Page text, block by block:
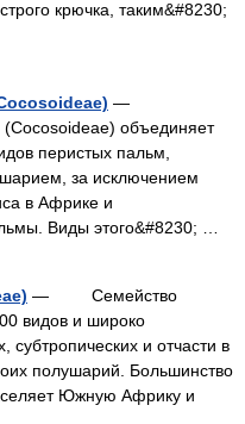
крючка, таким&#8230;
—
объединяет
перистых пальм,
за исключением
в Африке и
Виды этого&#8230; …
— Семейство
видов и широко
субтропических и отчасти в
полушарий. Большинство
Южную Африку и